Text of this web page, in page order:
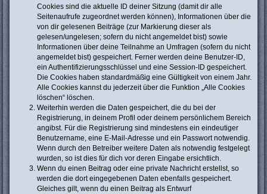
Cookies sind die aktuelle ID deiner Sitzung (damit dir alle
Seitenaufrufe zugeordnet werden können), Informationen über die
von dir gelesenen Beiträge (zur Markierung dieser als
gelesen/ungelesen; sofern du nicht angemeldet bist) sowie
Informationen über deine Teilnahme an Umfragen (sofern du nicht
angemeldet bist) gespeichert. Ferner werden deine Benutzer-ID,
ein Authentifizierungsschlüssel und eine Session-ID gespeichert.
Die Cookies haben standardmäßig eine Gültigkeit von einem Jahr.
Alle Cookies kannst du jederzeit über die Funktion „Alle Cookies
löschen“ löschen.
Weiterhin werden die Daten gespeichert, die du bei der
Registrierung, in deinem Profil oder deinem persönlichem Bereich
angibst. Für die Registrierung sind mindestens ein eindeutiger
Benutzername, eine E-Mail-Adresse und ein Passwort notwendig.
Wenn durch den Betreiber weitere Daten als notwendig festgelegt
wurden, so ist dies für dich vor deren Eingabe ersichtlich.
Wenn du einen Beitrag oder eine private Nachricht erstellst, so
werden die dort eingegebenen Daten ebenfalls gespeichert.
Gleiches gilt, wenn du einen Beitrag als Entwurf